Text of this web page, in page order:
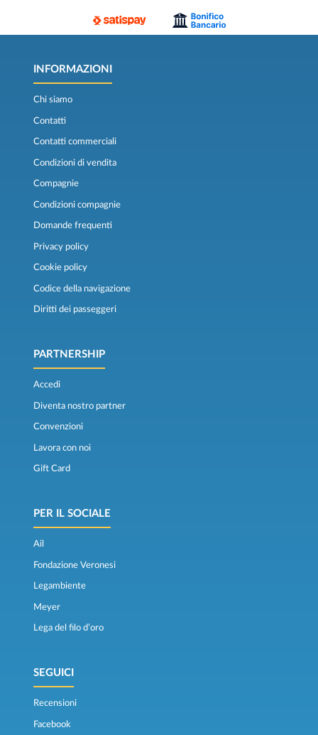
INFORMAZIONI
Chi siamo
Contatti
Contatti commerciali
Condizioni di vendita
Compagnie
Condizioni compagnie
Domande frequenti
Privacy policy
Cookie policy
Codice della navigazione
Diritti dei passeggeri
PARTNERSHIP
Accedi
Diventa nostro partner
Convenzioni
Lavora con noi
Gift Card
PER IL SOCIALE
Ail
Fondazione Veronesi
Legambiente
Meyer
Lega del filo d’oro
SEGUICI
Recensioni
Facebook